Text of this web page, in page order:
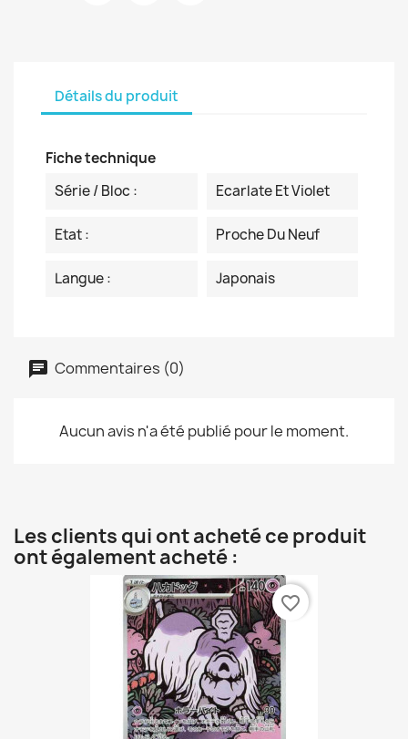
Détails du produit
Fiche technique
Série / Bloc :
Ecarlate Et Violet
Etat : Proche Du Neuf
Langue : Japonais
Commentaires (0)
Aucun avis n'a été publié pour le moment.
Les clients qui ont acheté ce produit
ont également acheté :
favorite_border